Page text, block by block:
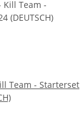
Team - Starterset